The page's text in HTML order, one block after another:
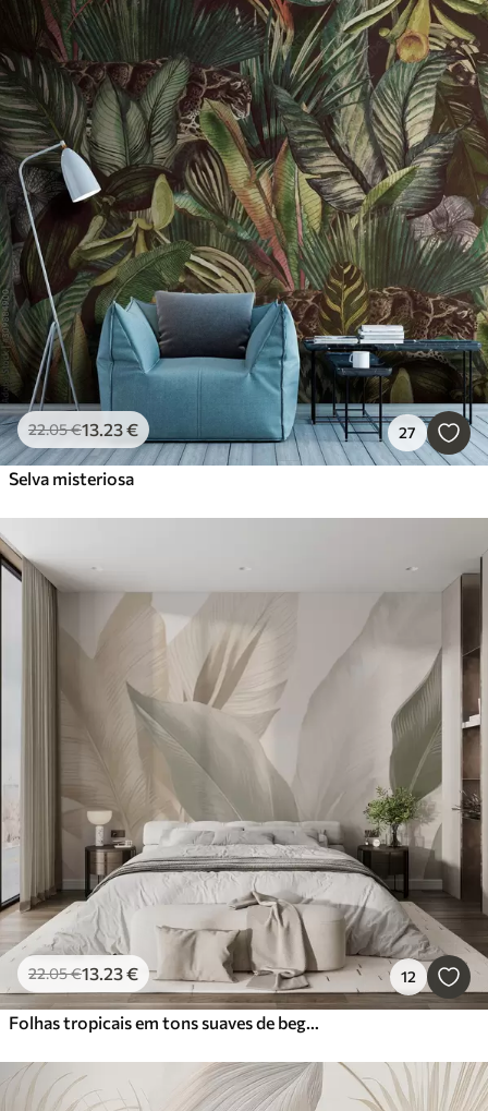
22.05€13.23€ 27
Selva misteriosa
22.05€13.23€ 12
Folhas tropicais em tons suaves de bege e verde, com um efeito de aguarela e transições de cor suaves